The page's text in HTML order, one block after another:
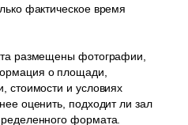
фактическое время
размещены фотографии,
о площади,
стоимости и условиях
оценить, подходит ли зал
формата.